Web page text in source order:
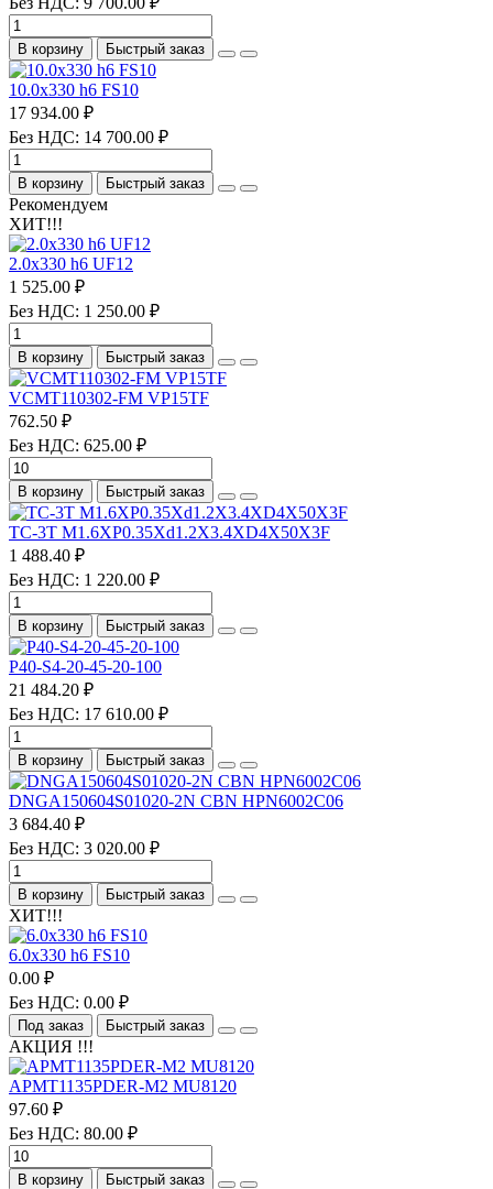
В корзину Быстрый заказ
10.0х330 h6 FS10
17 934.00 ₽
Без НДС: 14 700.00 ₽
В корзину Быстрый заказ
Рекомендуем
ХИТ!!!
2.0х330 h6 UF12
1 525.00 ₽
Без НДС: 1 250.00 ₽
В корзину Быстрый заказ
VCMT110302-FM VP15TF
762.50 ₽
Без НДС: 625.00 ₽
В корзину Быстрый заказ
TC-3T M1.6XP0.35Xd1.2X3.4XD4X50X3F
1 488.40 ₽
Без НДС: 1 220.00 ₽
В корзину Быстрый заказ
P40-S4-20-45-20-100
21 484.20 ₽
Без НДС: 17 610.00 ₽
В корзину Быстрый заказ
DNGA150604S01020-2N CBN HPN6002C06
3 684.40 ₽
Без НДС: 3 020.00 ₽
В корзину Быстрый заказ
ХИТ!!!
6.0х330 h6 FS10
0.00 ₽
Без НДС: 0.00 ₽
Под заказ Быстрый заказ
АКЦИЯ !!!
APMT1135PDER-M2 MU8120
97.60 ₽
Без НДС: 80.00 ₽
В корзину Быстрый заказ